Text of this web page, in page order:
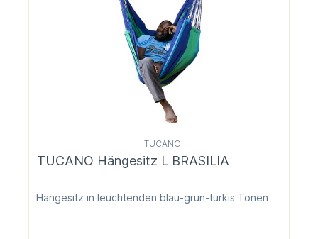
TUCANO
TUCANO Hängesitz L BRASILIA
Hängesitz in leuchtenden blau-grün-türkis Tönen